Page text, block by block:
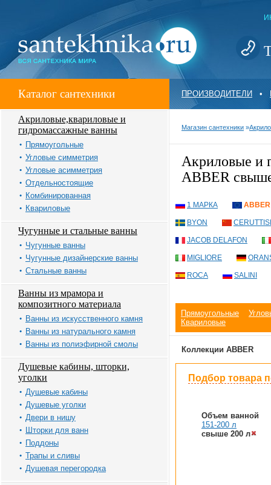
Каталог сантехники ПРОИЗВОДИТЕЛИ •
Акриловые,квариловые и
гидромассажные ванны
Прямоугольные
Угловые симметрия
Угловые асимметрия
Отдельностоящие
Комбинированная
Квариловые
Чугунные и стальные ванны
Чугунные ванны
Чугунные дизайнерские ванны
Стальные ванны
Ванны из мрамора и
композитного материала
Ванны из искусственного камня
Ванны из натурального камня
Ванны из полиэфирной смолы
Душевые кабины, шторки,
уголки
Душевые кабины
Душевые уголки
Двери в нишу
Шторки для ванн
Поддоны
Трапы и сливы
Душевая перегородка
Магазин сантехники »
Акриловые
ABBER
1 МАРКА ABBER
BYON
JACOB DELAFON
MIGLIORE
ROCA SALINI
Прямоугольные
Квариловые
Коллекции ABBER
Подбор товара
Объем ванной
151-200 л
свыше 200 л